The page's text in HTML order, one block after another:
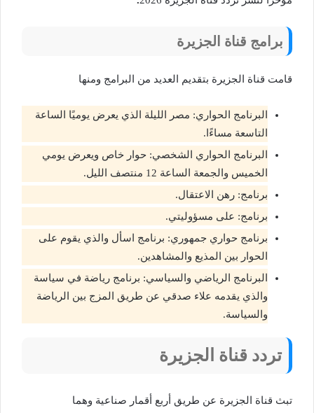
برامج قناة الجزيرة
قامت قناة الجزيرة بتقديم العديد من البرامج ومنها
البرنامج الحواري: مصر الليلة الذي يعرض يوميًا الساعة
التاسعة مساءًا.
البرنامج الحواري الشخصي: حوار خاص ويعرض يومي
الخميس والجمعة الساعة 12 منتصف الليل.
برنامج: رهن الاعتقال.
برنامج: على مسؤوليتي.
برنامج حواري جمهوري: برنامج اسأل والذي يقوم على
الحوار بين المذيع والمشاهدين.
البرنامج الرياضي والسياسي: برنامج رياضة في سياسة
والذي يقدمه علاء صدقي عن طريق المزج بين الرياضة
والسياسة.
تردد قناة الجزيرة
تبث قناة الجزيرة عن طريق أربع أقمار صناعية وهما